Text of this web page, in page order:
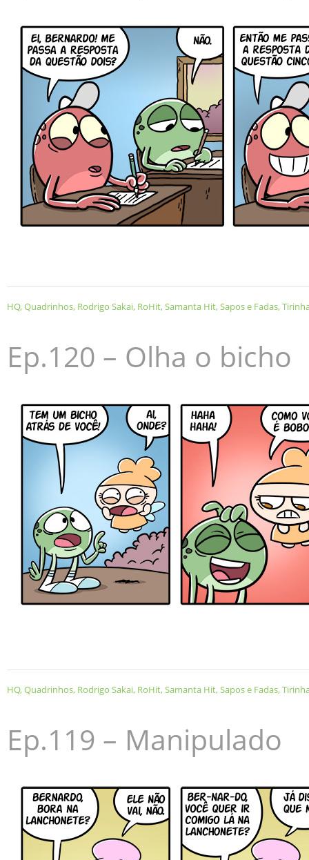
HQ,Quadrinhos, Rodrigo Sakai, RoHit,Samanta Hit,Sapos e Fadas,
Ep.120 – Olha o bicho
HQ,Quadrinhos, Rodrigo Sakai, RoHit,Samanta Hit,Sapos e Fadas,
Ep.119 – Manipulado